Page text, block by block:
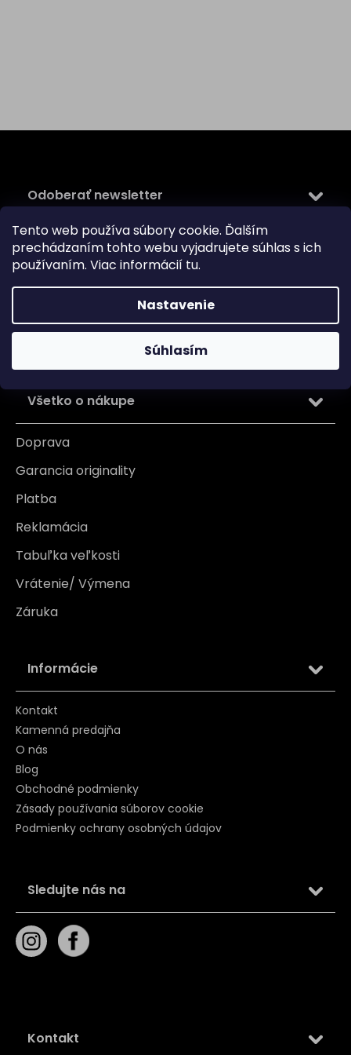
Tento web používa súbory cookie. Ďalším
prechádzaním tohto webu vyjadrujete súhlas s ich
používaním. Viac informácií tu.
Nastavenie
Súhlasím
Z
t
Odoberať newsletter
Vložte svoj e-mail a my Vám budeme zasielať informácie
o nových produktoch na našom e-shope.
Email
Vložením e-mailu súhlasíte spodmienkami ochrany
osobných údajov
Všetko o nákupe
Doprava
Garancia originality
Platba
Reklamácia
Tabuľka veľkosti
Vrátenie/ Výmena
Záruka
Informácie
Kontakt
Kamenná predajňa
O nás
Blog
Obchodné podmienky
Zásady používania súborov cookie
Podmienky ochrany osobných údajov
Sledujte nás na
Kontakt